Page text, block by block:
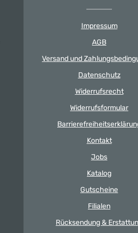
Impressum
AGB
Versand und
Datenschutz
Widerrufsrecht
Widerrufsformular
Kontakt
Jobs
Katalog
Gutscheine
Filialen
Rücksendung &